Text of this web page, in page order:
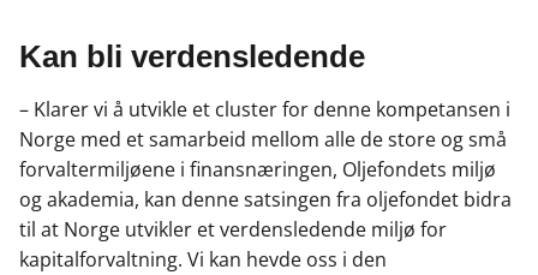
Kan bli verdensledende
– Klarer vi å utvikle et cluster for denne kompetansen i
Norge med et samarbeid mellom alle de store og små
forvaltermiljøene i finansnæringen, Oljefondets miljø
og akademia, kan denne satsingen fra oljefondet bidra
til at Norge utvikler et verdensledende miljø for
kapitalforvaltning. Vi kan hevde oss i den